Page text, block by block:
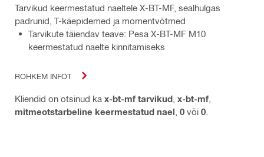
Tarvikud keermestatud naeltele X-BT-MF, sealhulgas
padrunid, T-käepidemed ja momentvõtmed
Tarvikute täiendav teave: Pesa X-BT-MF M10
keermestatud naelte kinnitamiseks
ROHKEM INFOT
Kliendid on otsinud ka x-bt-mf tarvikud x-bt-mf
mitmeotstarbeline keermestatud nael 0 või 0